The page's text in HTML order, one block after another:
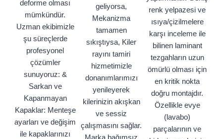
deforme olması
mümkündür.
Uzman ekibimizle
şu süreçlerde
profesyonel
çözümler
sunuyoruz: &
Sarkan ve
Kapanmayan
Kapaklar: Menteşe
ayarları ve değişim
ile kapaklarınızı
geliyorsa,
Mekanizma
tamamen
sıkıştıysa, Kiler
rayını tamiri
hizmetimizle
donanımlarımızı
yenileyerek
kilerinizin akışkan
ve sessiz
çalışmasını sağlar.
renk yelpazesi ve
ısıya/çizilmelere
karşı inceleme ile
bilinen laminant
tezgahların uzun
ömürlü olması için
en kritik nokta
doğru montajdır.
Özellikle evye
(lavabo)
parçalarının ve